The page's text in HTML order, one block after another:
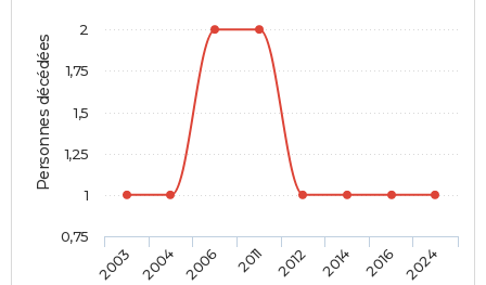
Personnes décédées
2003 2004 2006 2011 2012 2014 2016 2024
0,75
1
1,25
1,5
1,75
2